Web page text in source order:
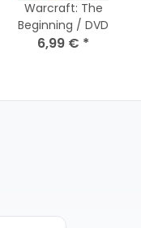
Warcraft: The
Beginning / DVD
6,99 € *